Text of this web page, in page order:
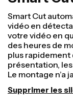
Outil de
Réutilisez vos
un aspect plus
pouvez prendre
taille pour
pour TikTok,
autre.